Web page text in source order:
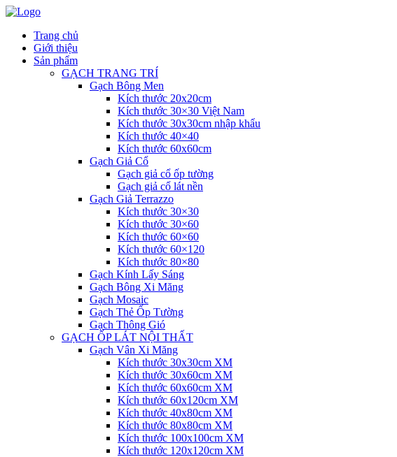
Trang chủ
Giới thiệu
Sản phẩm
GẠCH TRANG TRÍ
Gạch Bông Men
Kích thước 20x20cm
Kích thước 30×30 Việt Nam
Kích thước 30x30cm nhập khẩu
Kích thước 40×40
Kích thước 60x60cm
Gạch Giả Cổ
Gạch giả cổ ốp tường
Gạch giả cổ lát nền
Gạch Giả Terrazzo
Kích thước 30×30
Kích thước 30×60
Kích thước 60×60
Kích thước 60×120
Kích thước 80×80
Gạch Kính Lấy Sáng
Gạch Bông Xi Măng
Gạch Mosaic
Gạch Thẻ Ốp Tường
Gạch Thông Gió
GẠCH ỐP LÁT NỘI THẤT
Gạch Vân Xi Măng
Kích thước 30x30cm XM
Kích thước 30x60cm XM
Kích thước 60x60cm XM
Kích thước 60x120cm XM
Kích thước 40x80cm XM
Kích thước 80x80cm XM
Kích thước 100x100cm XM
Kích thước 120x120cm XM